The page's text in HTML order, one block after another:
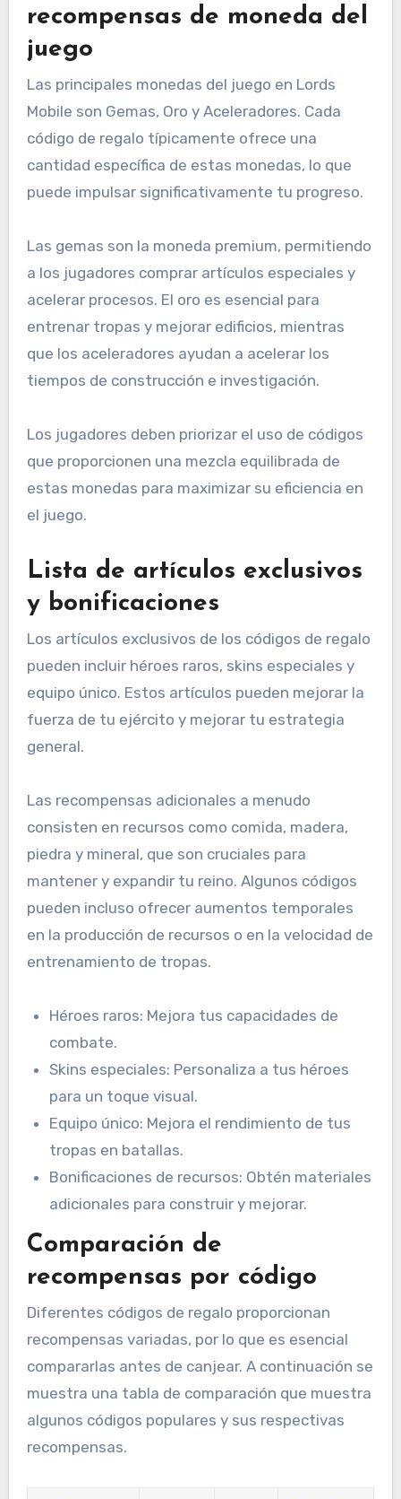
recompensas de moneda del
juego
Las principales monedas del juego en Lords
Mobile son Gemas, Oro y Aceleradores. Cada
código de regalo típicamente ofrece una
cantidad específica de estas monedas, lo que
puede impulsar significativamente tu progreso.
Las gemas son la moneda premium, permitiendo
a los jugadores comprar artículos especiales y
acelerar procesos. El oro es esencial para
entrenar tropas y mejorar edificios, mientras
que los aceleradores ayudan a acelerar los
tiempos de construcción e investigación.
Los jugadores deben priorizar el uso de códigos
que proporcionen una mezcla equilibrada de
estas monedas para maximizar su eficiencia en
el juego.
Lista de artículos exclusivos
y bonificaciones
Los artículos exclusivos de los códigos de regalo
pueden incluir héroes raros, skins especiales y
equipo único. Estos artículos pueden mejorar la
fuerza de tu ejército y mejorar tu estrategia
general.
Las recompensas adicionales a menudo
consisten en recursos como comida, madera,
piedra y mineral, que son cruciales para
mantener y expandir tu reino. Algunos códigos
pueden incluso ofrecer aumentos temporales
en la producción de recursos o en la velocidad de
entrenamiento de tropas.
Héroes raros: Mejora tus capacidades de
combate.
Skins especiales: Personaliza a tus héroes
para un toque visual.
Equipo único: Mejora el rendimiento de tus
tropas en batallas.
Bonificaciones de recursos: Obtén materiales
adicionales para construir y mejorar.
Comparación de
recompensas por código
Diferentes códigos de regalo proporcionan
recompensas variadas, por lo que es esencial
compararlas antes de canjear. A continuación se
muestra una tabla de comparación que muestra
algunos códigos populares y sus respectivas
recompensas.